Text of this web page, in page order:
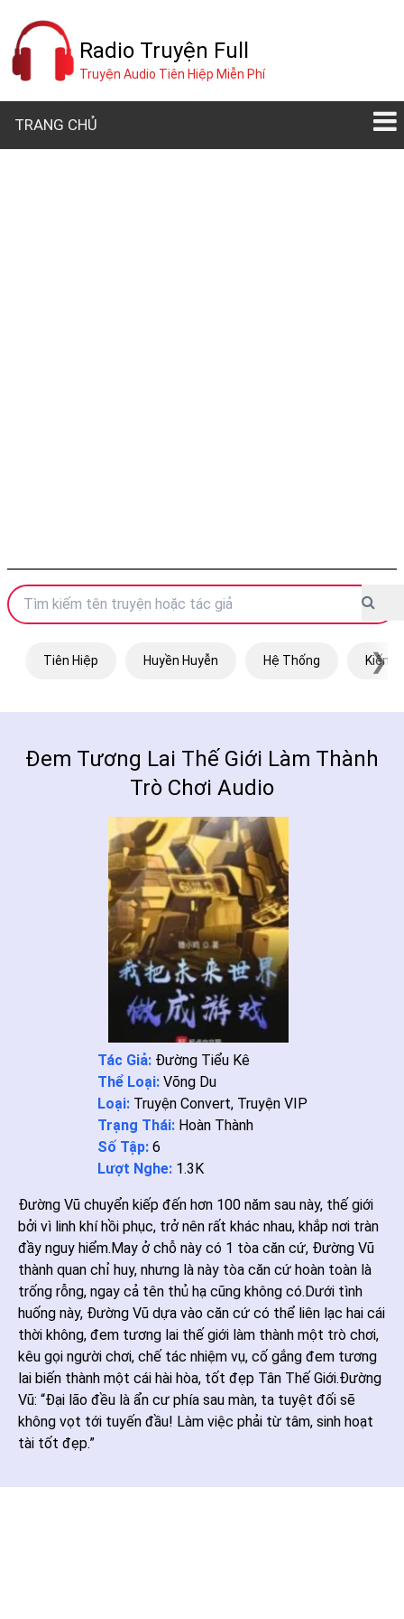
Radio Truyện Full
Truyện Audio Tiên Hiệp Miễn Phí
TRANG CHỦ
Tiên Hiệp Huyền Huyễn Hệ Thống Kiếm
❯
Đem Tương Lai Thế Giới Làm Thành
Trò Chơi Audio
Tác Giả: Đường Tiểu Kê
Thể Loại: Võng Du
Loại: Truyện Convert, Truyện VIP
Trạng Thái: Hoàn Thành
Số Tập: 6
Lượt Nghe: 1.3K
Đường Vũ chuyển kiếp đến hơn 100 năm sau này, thế giới
bởi vì linh khí hồi phục, trở nên rất khác nhau, khắp nơi tràn
đầy nguy hiểm.May ở chỗ này có 1 tòa căn cứ, Đường Vũ
thành quan chỉ huy, nhưng là này tòa căn cứ hoàn toàn là
trống rỗng, ngay cả tên thủ hạ cũng không có.Dưới tình
huống này, Đường Vũ dựa vào căn cứ có thể liên lạc hai cái
thời không, đem tương lai thế giới làm thành một trò chơi,
kêu gọi người chơi, chế tác nhiệm vụ, cố gắng đem tương
lai biến thành một cái hài hòa, tốt đẹp Tân Thế Giới.Đường
Vũ: “Đại lão đều là ẩn cư phía sau màn, ta tuyệt đối sẽ
không vọt tới tuyến đầu! Làm việc phải từ tâm, sinh hoạt
tài tốt đẹp.”